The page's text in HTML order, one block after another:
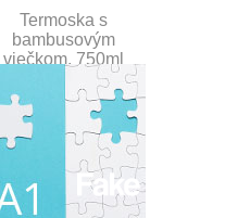
Termoska s
bambusovým
viečkom, 750ml